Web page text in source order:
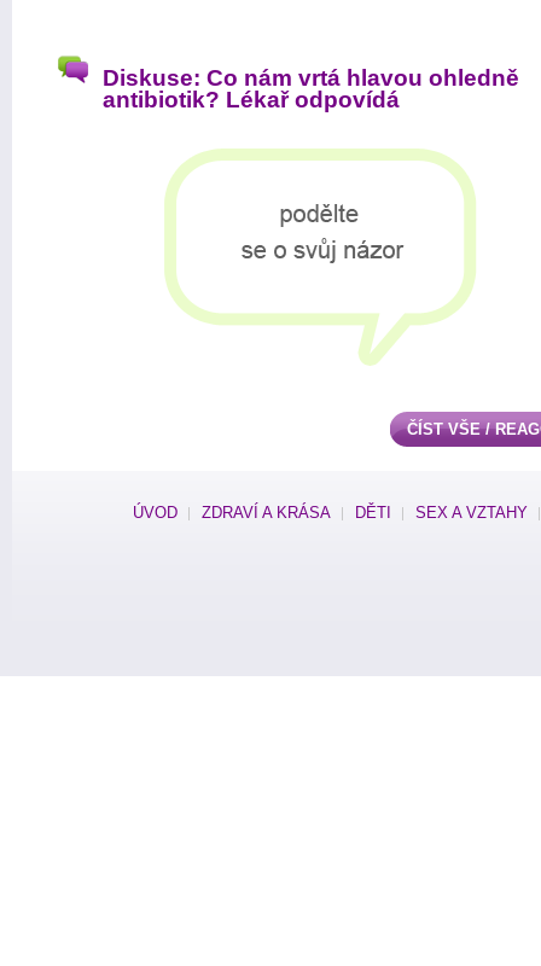
Diskuse: Co nám vrtá hlavou ohledně
antibiotik? Lékař odpovídá
ČÍST VŠE /
ÚVOD ZDRAVÍ A KRÁSA DĚTI SEX A VZTAHY